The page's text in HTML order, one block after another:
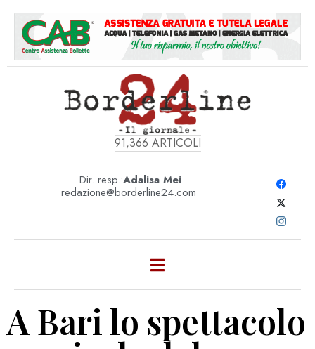
91,366 ARTICOLI
Dir. resp.:Adalisa Mei
redazione@borderline24.com
A Bari lo spettacolo